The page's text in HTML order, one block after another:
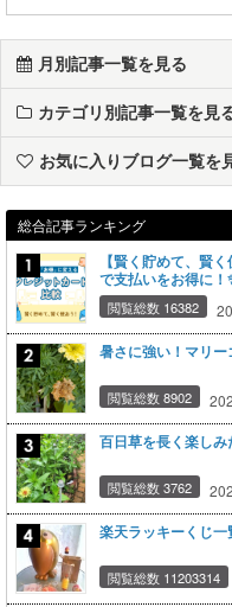
月別記事一覧を見る
カテゴリ別記事一覧を見
お気に入りブログ一覧を
総合記事ランキング
【賢く貯めて、賢
で支払いをお得に！
閲覧総数 16382
暑さに強い！マリー
閲覧総数 8902
百日草を長く楽しみ
閲覧総数 3762
楽天ラッキーくじ一
閲覧総数 11203314